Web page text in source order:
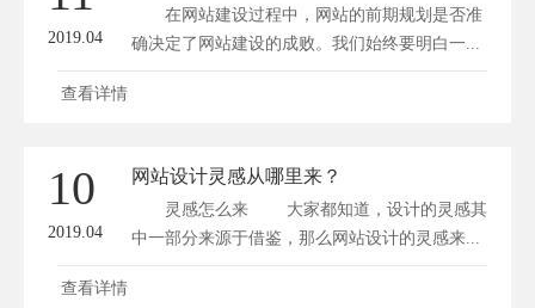
2019.04
在网站建设过程中，网站的前期规划是否准
确决定了网站建设的成败。我们始终要明白一...
查看详情
10
2019.04
网站设计灵感从哪里来？
灵感怎么来 大家都知道，设计的灵感其
中一部分来源于借鉴，那么网站设计的灵感来...
查看详情